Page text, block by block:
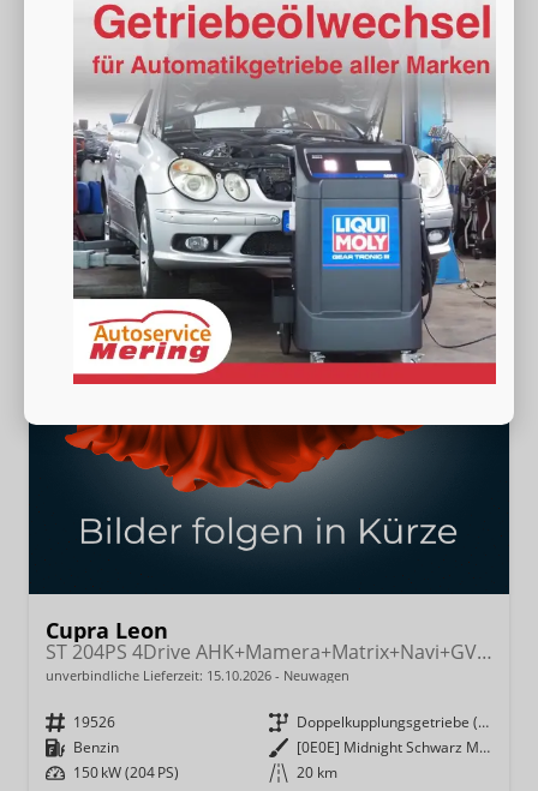
Benzin Außenfarbe
[0E0E] Midnight Schwarz Metallic
150 kW (204 PS) Kilometerstand 20 km
34.980,– €
incl. 19% MwSt.
Wir rufen Sie an
Fahrzeugexposé (PDF)
Verbrauch kombiniert:7,40 l/100km
2-Klasse: F
2-Emissionen:168,00 g/km
Cupra Leon
ST 204PS 4Drive AHK+Mamera+Matrix+Navi+GV4+Kessy+Parklenk+Alarm
unverbindliche Lieferzeit: 15.10.2026 Neuwagen
Fahrzeugnr. 19526 Getriebe
Doppelkupplungsgetriebe (DSG)
Kraftstoff Benzin Außenfarbe
[0E0E] Midnight Schwarz Metallic
Leistung 150 kW (204 PS) Kilometerstand 20 km